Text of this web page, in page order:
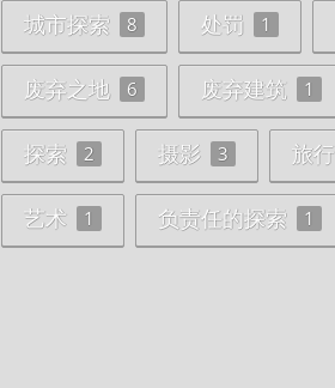
城市探索 8 处罚 1
废弃之地 6 废弃建筑 1
探索 2 摄影 3 旅行
艺术 1 负责任的探索 1